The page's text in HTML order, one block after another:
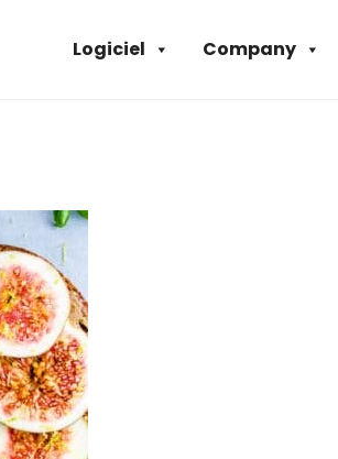
Company
Logiciel